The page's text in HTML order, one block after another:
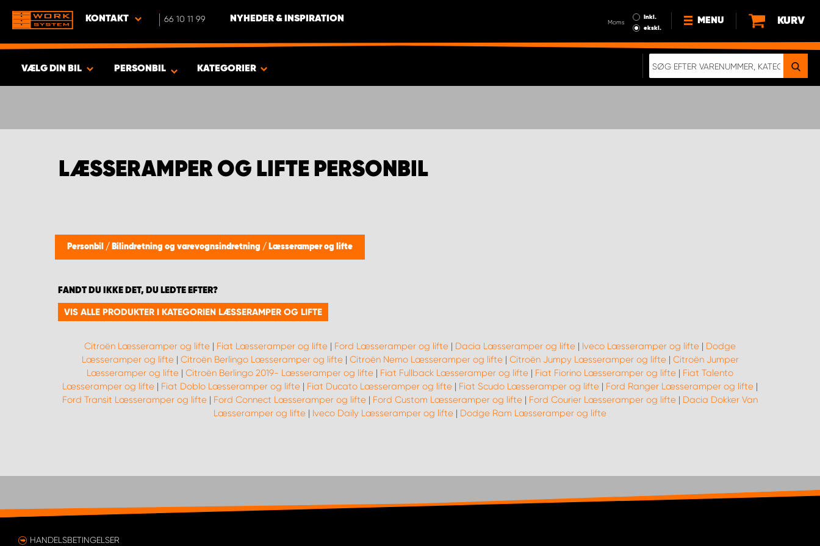
KONTAKT 66 10 11 99 NYHEDER & INSPIRATION Moms
Inkl.
ekskl.
MENU
HVORFOR VÆLGE WORK
KURV
VÆLG DIN BIL PERSONBIL KATEGORIER
LÆSSERAMPER OG LIFTE PERSONBIL
Personbil / Bilindretning og varevognsindretning / Læsseramper og lifte
FANDT DU IKKE DET, DU LEDTE EFTER?
VIS ALLE PRODUKTER I KATEGORIEN LÆSSERAMPER OG LIFTE
Citroën Læsseramper og lifte | Fiat Læsseramper og lifte | Ford Læsseramper og lifte | Dacia Læsseramper og lifte | Iveco Læsseramper og lifte | Dodge
Læsseramper og lifte| Citroën Berlingo Læsseramper og lifte| Citroën Nemo Læsseramper og lifte| Citroën Jumpy Læsseramper og lifte| Citroën Jumper
Læsseramper og lifte | Citroën Berlingo 2019- Læsseramper og lifte | Fiat Fullback Læsseramper og lifte | Fiat Fiorino Læsseramper og lifte | Fiat Talento
Læsseramper og lifte | Fiat Doblo Læsseramper og lifte | Fiat Ducato Læsseramper og lifte | Fiat Scudo Læsseramper og lifte | Ford Ranger Læsseramper og lifte |
Ford Transit Læsseramper og lifte | Ford Connect Læsseramper og lifte | Ford Custom Læsseramper og lifte | Ford Courier Læsseramper og lifte | Dacia Dokker Van
Læsseramper og lifte | Iveco Daily Læsseramper og lifte | Dodge Ram Læsseramper og lifte
HANDELSBETINGELSER